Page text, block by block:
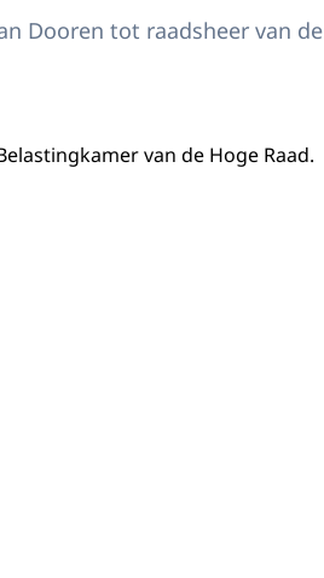
Dooren tot raadsheer van de
van de Hoge Raad.